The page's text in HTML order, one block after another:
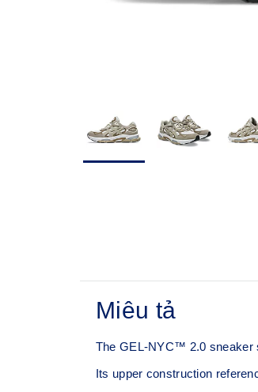
Miêu tả
The GEL-NYC™ 2.0 sneaker
Its upper construction